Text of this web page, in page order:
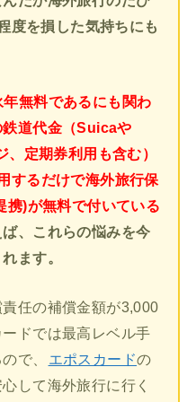
度を損した気持ちにも
無料であるにも関わ
道代金（Suicaや
定期券利用も含む）
するだけで海外旅行保
携)が無料で付いている
、これらの悩みを今
ます。
任の補償金額が3,000
ドでは最高レベル手
で、
エポスカードの
して海外旅行に行く